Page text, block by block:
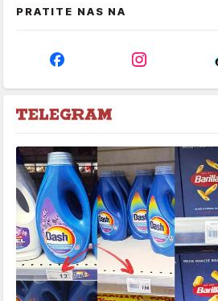
PRATITE NAS NA